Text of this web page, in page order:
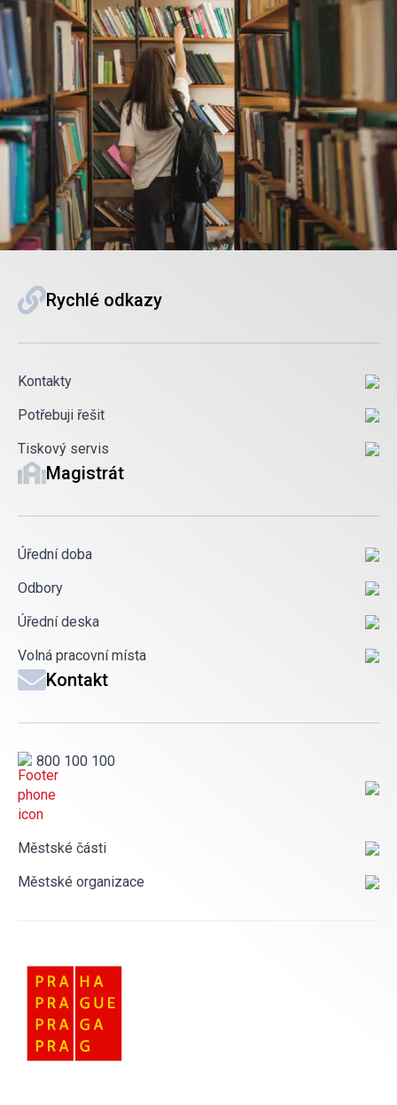
Rychlé odkazy
Kontakty
Potřebuji řešit
Tiskový servis
Magistrát
Úřední doba
Odbory
Úřední deska
Volná pracovní místa
Kontakt
800 100 100
Městské části
Městské organizace